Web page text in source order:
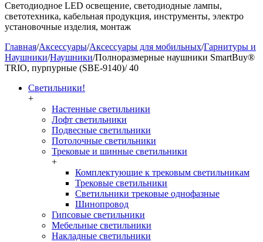
Светодиодное LED освещение, светодиодные лампы,
светотехника, кабельная продукция, инструменты, электро
установочные изделия, монтаж
Главная/Аксессуары/Аксессуары для мобильных/Гарнитуры и
Наушники/Наушники/Полноразмерные наушники SmartBuy®
TRIO, пурпурные (SBE-9140)/ 40
Светильники!
+
Настенные светильники
Лофт светильники
Подвесные светильники
Потолочные светильники
Трековые и шинные светильники
+
Комплектующие к трековым светильникам
Трековые светильники
Светильники трековые однофазные
Шинопровод
Гипсовые светильники
Мебельные светильники
Накладные светильники